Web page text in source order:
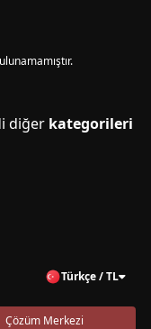
diğer kategorileri
Türkçe / TL
Çözüm Merkezi